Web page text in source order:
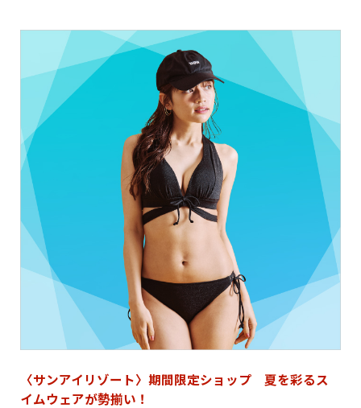
〈サンアイリゾート〉期間限定ショップ 夏を彩るス
イムウェアが勢揃い！